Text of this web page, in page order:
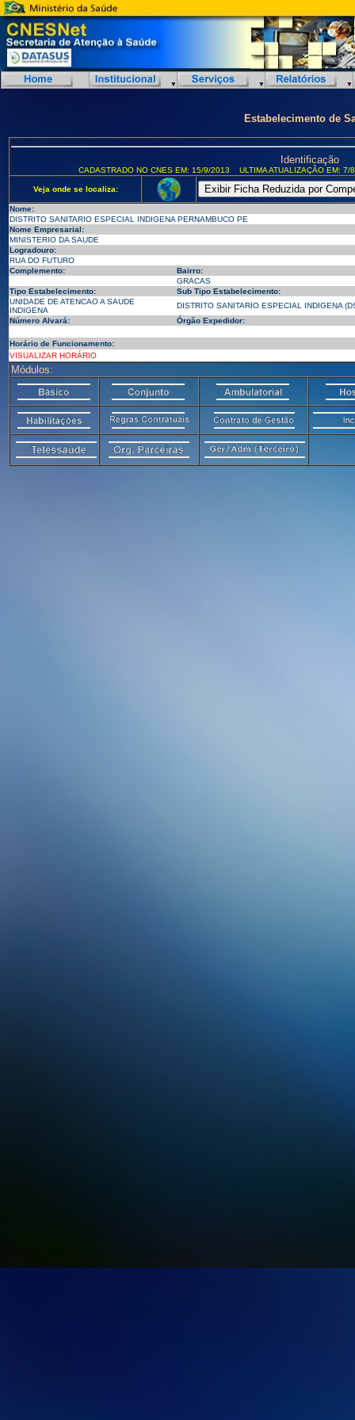
Estabelecimento de
Identificação
CADASTRADO NO CNES EM: 15/9/2013 ULTIMA ATUALIZAÇÃO EM:
Veja onde se localiza:
Nome:
DISTRITO SANITARIO ESPECIAL INDIGENA PERNAMBUCO PE
Nome Empresarial:
MINISTERIO DA SAUDE
Logradouro:
RUA DO FUTURO
Complemento:
Bairro:
GRACAS
Tipo Estabelecimento:
Sub Tipo Estabelecimento:
UNIDADE DE ATENCAO A SAUDE
INDIGENA
DISTRITO SANITARIO ESPECIAL INDIGENA
Número Alvará:
Órgão Expedidor:
Horário de Funcionamento:
VISUALIZAR HORÁRIO
Módulos: